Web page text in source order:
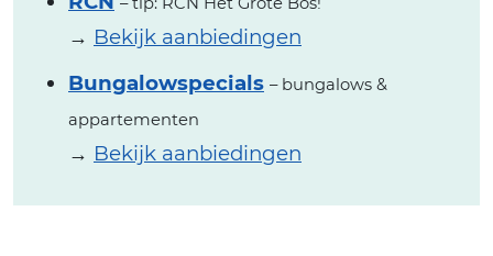
→ Bekijk aanbiedingen
Bungalowspecials – bungalows &
appartementen
→ Bekijk aanbiedingen